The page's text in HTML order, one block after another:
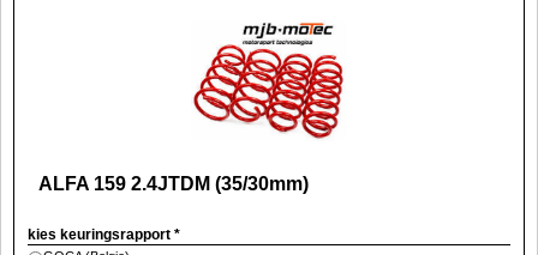
ALFA 159 2.4JTDM (35/30mm)
kies keuringsrapport *